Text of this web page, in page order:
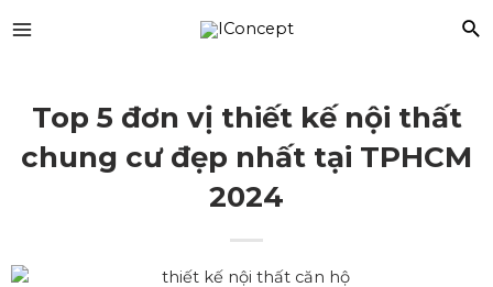
Top 5 đơn vị thiết kế nội thất
chung cư đẹp nhất tại TPHCM
2024